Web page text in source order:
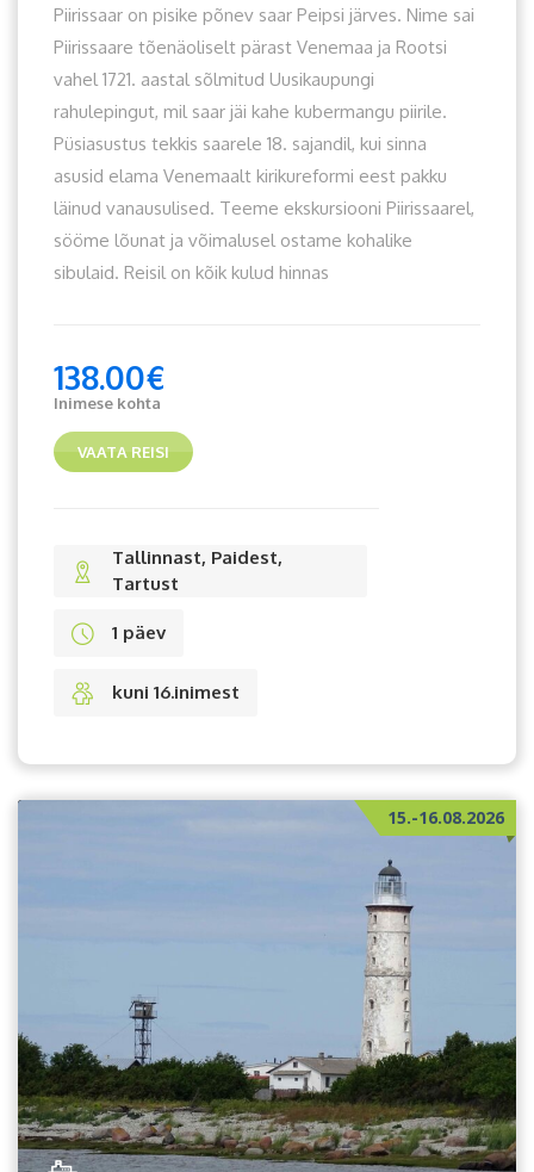
Piirissaar on pisike põnev saar Peipsi järves. Nime sai
Piirissaare tõenäoliselt pärast Venemaa ja Rootsi
vahel 1721. aastal sõlmitud Uusikaupungi
rahulepingut, mil saar jäi kahe kubermangu piirile.
Püsiasustus tekkis saarele 18. sajandil, kui sinna
asusid elama Venemaalt kirikureformi eest pakku
läinud vanausulised. Teeme ekskursiooni Piirissaarel,
sööme lõunat ja võimalusel ostame kohalike
sibulaid. Reisil on kõik kulud hinnas
138.00€
Inimese kohta
VAATA REISI
Tallinnast, Paidest,
Tartust
1 päev
kuni 16.inimest
15.-16.08.2026